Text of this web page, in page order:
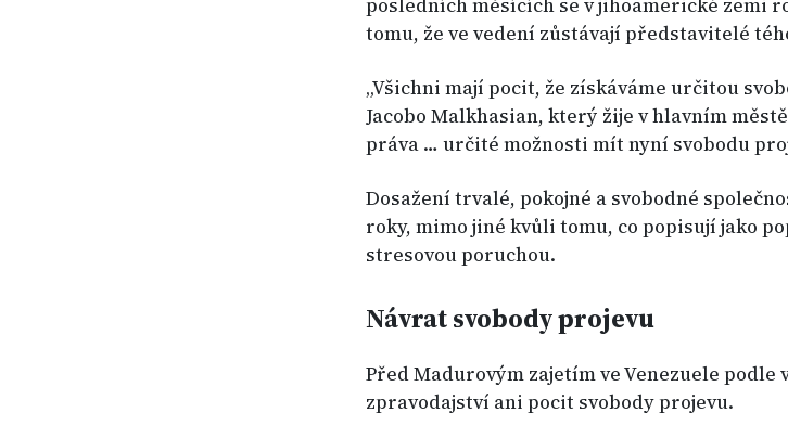
tomu, že ve vedení zůstávají představitelé
„Všichni mají pocit, že získáváme určitou
Jacobo Malkhasian, který žije v hlavním
práva … určité možnosti mít nyní svobodu
Dosažení trvalé, pokojné a svobodné
roky, mimo jiné kvůli tomu, co popisují jako
stresovou poruchou.
Návrat svobody projevu
Před Madurovým zajetím ve Venezuele
zpravodajství ani pocit svobody projevu.